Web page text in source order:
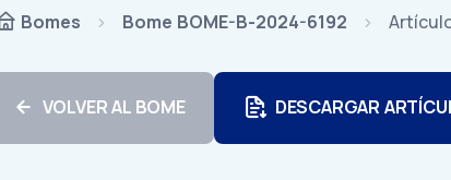
Bomes Bome BOME-B-2024-6192
VOLVER AL BOME DESCARGAR